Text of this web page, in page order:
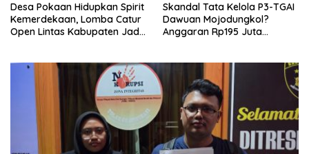
Desa Pokaan Hidupkan Spirit
Kemerdekaan, Lomba Catur
Open Lintas Kabupaten Jadi
Skandal Tata Kelola P3-TGAI
Dawuan Mojodungkol?
Anggaran Rp195 Juta
Swakelola Petani